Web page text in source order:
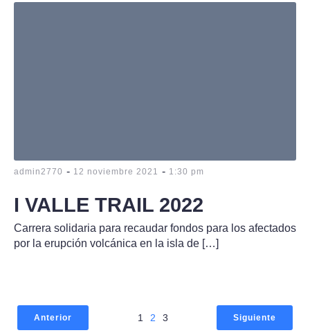
admin2770 - 12 noviembre 2021 - 1:30 pm
I VALLE TRAIL 2022
Carrera solidaria para recaudar fondos para los afectados
por la erupción volcánica en la isla de […]
Anterior 1 2 3 Siguiente